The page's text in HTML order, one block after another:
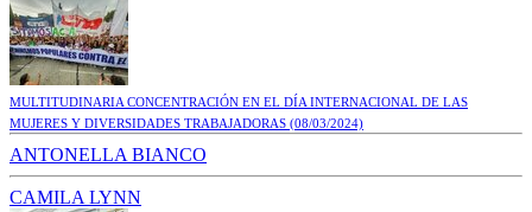
MULTITUDINARIA CONCENTRACIÓN EN EL DÍA INTERNACIONAL DE LAS
MUJERES Y DIVERSIDADES TRABAJADORAS (08/03/2024)
ANTONELLA BIANCO
CAMILA LYNN